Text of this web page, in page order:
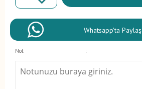
Whatsapp'ta Paylaş
Not :